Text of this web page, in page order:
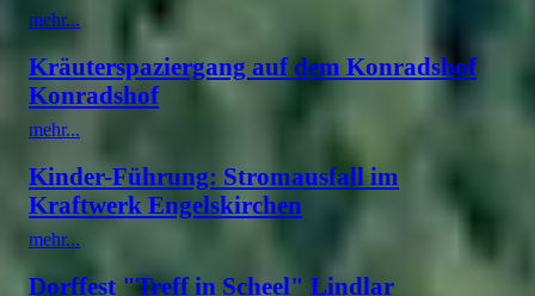
mehr...
Kräuterspaziergang auf dem Konradshof
Konradshof
mehr...
Kinder-Führung: Stromausfall im
Kraftwerk Engelskirchen
mehr...
Dorffest "Treff in Scheel" Lindlar